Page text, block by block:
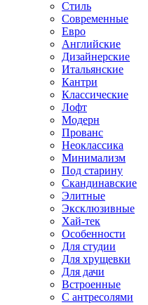
Стиль
Современные
Евро
Английские
Дизайнерские
Итальянские
Кантри
Классические
Лофт
Модерн
Прованс
Неоклассика
Минимализм
Под старину
Скандинавские
Элитные
Эксклюзивные
Хай-тек
Особенности
Для студии
Для хрущевки
Для дачи
Встроенные
С антресолями